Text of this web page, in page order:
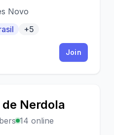
Um servidor de animes Novo
+5
Join
de Nerdola
14 online